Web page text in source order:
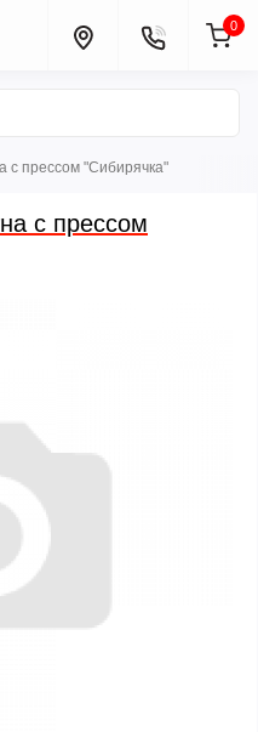
0
с прессом "Сибирячка"
с прессом